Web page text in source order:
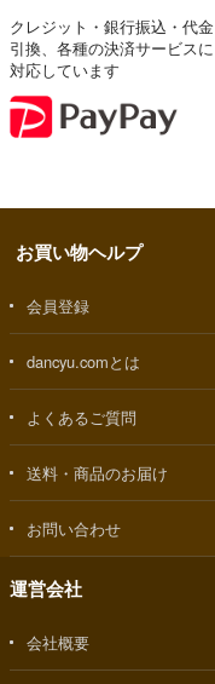
クレジット・銀行振込・代金
引換、各種の決済サービスに
対応しています
お買い物ヘルプ
会員登録
dancyu.comとは
よくあるご質問
送料・商品のお届け
お問い合わせ
運営会社
会社概要